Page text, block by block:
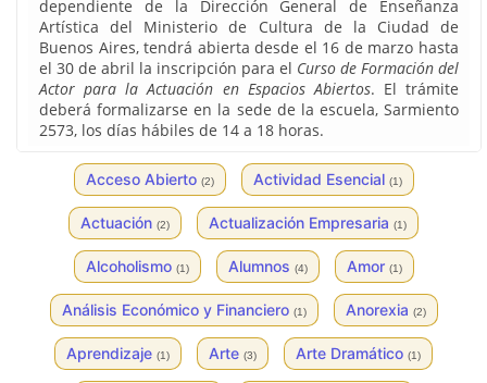
dependiente de la Dirección General de Enseñanza
Artística del Ministerio de Cultura de la Ciudad de
Buenos Aires, tendrá abierta desde el 16 de marzo hasta
el 30 de abril la inscripción para el Curso de Formación del
Actor para la Actuación en Espacios Abiertos. El trámite
deberá formalizarse en la sede de la escuela, Sarmiento
2573, los días hábiles de 14 a 18 horas.
Acceso Abierto (2) Actividad Esencial (1)
Actuación (2) Actualización Empresaria (1)
Alcoholismo (1) Alumnos (4) Amor (1)
Análisis Económico y Financiero (1) Anorexia (2)
Aprendizaje (1) Arte (3) Arte Dramático (1)